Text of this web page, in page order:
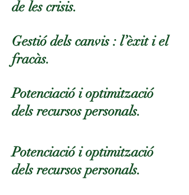
de les crisis.
Gestió dels canvis : l’èxit i el
fracàs.
Potenciació i optimització
dels recursos personals.
Potenciació i optimització
dels recursos personals.